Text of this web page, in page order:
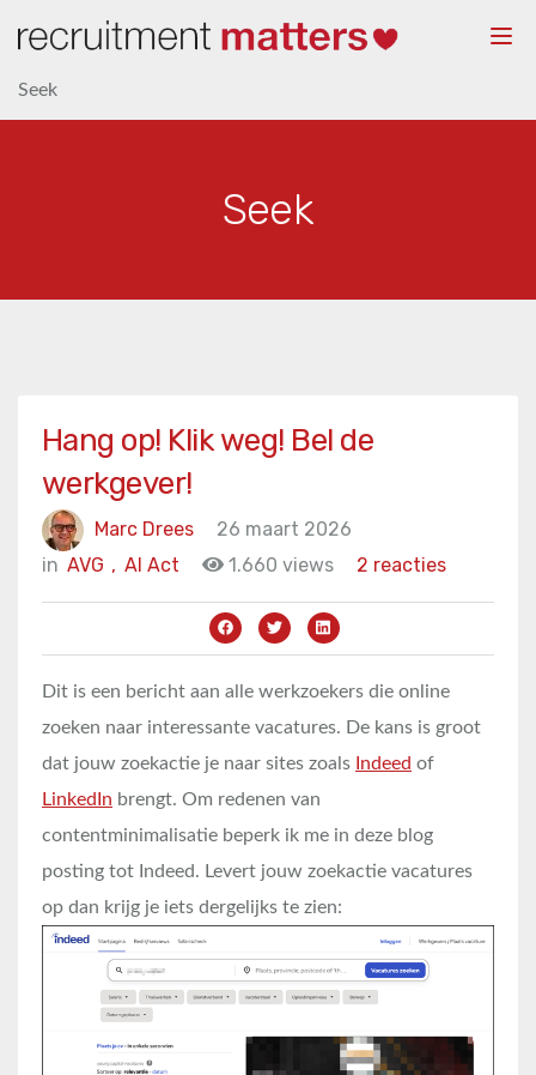
Seek
Seek
Hang op! Klik weg! Bel de
werkgever!
Marc Drees
26 maart 2026
in
AI Act
AVG , 1.660 views 2 reacties
Dit is een bericht aan alle werkzoekers die online
zoeken naar interessante vacatures. De kans is groot
dat jouw zoekactie je naar sites zoals Indeed of
LinkedIn brengt. Om redenen van
contentminimalisatie beperk ik me in deze blog
posting tot Indeed. Levert jouw zoekactie vacatures
op dan krijg je iets dergelijks te zien: